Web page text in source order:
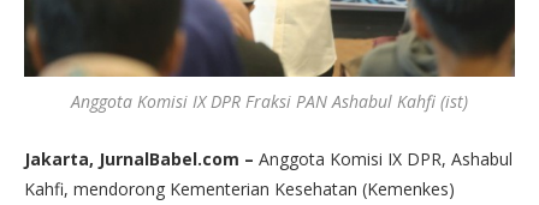
Anggota Komisi IX DPR Fraksi PAN Ashabul Kahfi (ist)
Jakarta, JurnalBabel.com – Anggota Komisi IX DPR, Ashabul
Kahfi, mendorong Kementerian Kesehatan (Kemenkes)